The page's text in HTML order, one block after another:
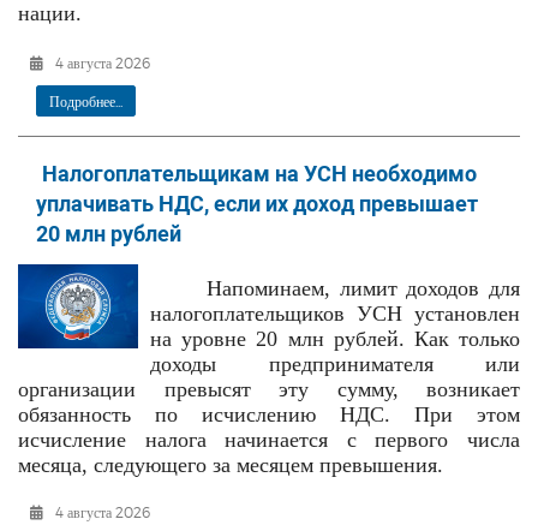
нации.
4 августа 2026
Подробнее...
Налогоплательщикам на УСН необходимо
уплачивать НДС, если их доход превышает
20 млн рублей
Напоминаем, лимит доходов для
налогоплательщиков УСН установлен
на уровне 20 млн рублей. Как только
доходы предпринимателя или
организации превысят эту сумму, возникает
обязанность по исчислению НДС. При этом
исчисление налога начинается с первого числа
месяца, следующего за месяцем превышения.
4 августа 2026